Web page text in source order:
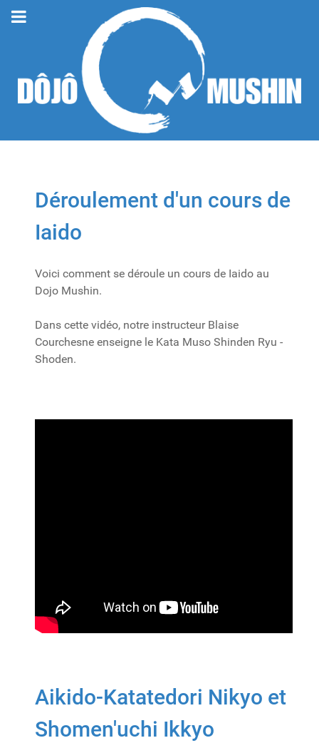
Déroulement d'un cours de
Iaido
Voici comment se déroule un cours de Iaido au
Dojo Mushin.
Dans cette vidéo, notre instructeur Blaise
Courchesne enseigne le Kata Muso Shinden Ryu -
Shoden.
Aikido-Katatedori Nikyo et
Shomen'uchi Ikkyo